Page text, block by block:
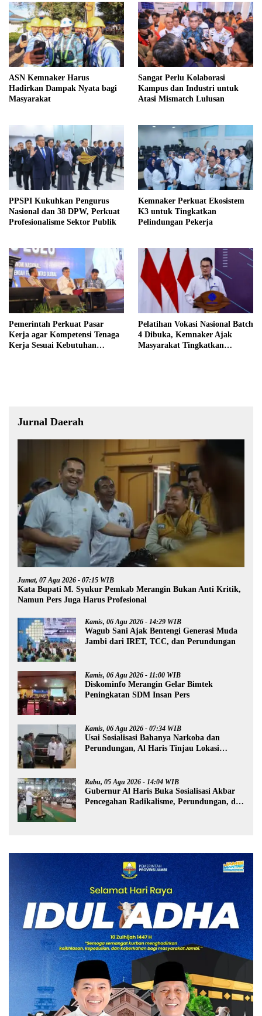
ASN Kemnaker Harus
Hadirkan Dampak Nyata bagi
Masyarakat
Sangat Perlu Kolaborasi
Kampus dan Industri untuk
Atasi Mismatch Lulusan
PPSPI Kukuhkan Pengurus
Nasional dan 38 DPW, Perkuat
Profesionalisme Sektor Publik
Kemnaker Perkuat Ekosistem
K3 untuk Tingkatkan
Pelindungan Pekerja
Pemerintah Perkuat Pasar
Kerja agar Kompetensi Tenaga
Kerja Sesuai Kebutuhan
Pelatihan Vokasi Nasional Batch
4 Dibuka, Kemnaker Ajak
Masyarakat Tingkatkan
Jurnal Daerah
Jumat, 07 Agu 2026 - 07:15 WIB
Kata Bupati M. Syukur Pemkab Merangin Bukan Anti Kritik,
Namun Pers Juga Harus Profesional
Kamis, 06 Agu 2026 - 14:29 WIB
Wagub Sani Ajak Bentengi Generasi Muda
Jambi dari IRET, TCC, dan Perundungan
Kamis, 06 Agu 2026 - 11:00 WIB
Diskominfo Merangin Gelar Bimtek
Peningkatan SDM Insan Pers
Kamis, 06 Agu 2026 - 07:34 WIB
Usai Sosialisasi Bahanya Narkoba dan
Perundungan, Al Haris Tinjau Lokasi
Rabu, 05 Agu 2026 - 14:04 WIB
Gubernur Al Haris Buka Sosialisasi Akbar
Pencegahan Radikalisme, Perundungan, dan